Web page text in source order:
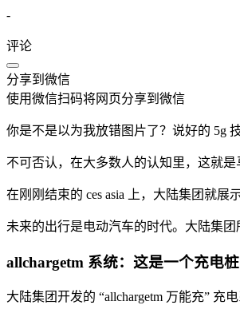
-
评论
分享到微信
使用微信扫码将网页分享到微信
你是不是以为我放错图片了？说好的 5g
不可否认，在大多数人的认知里，这就
在刚刚结束的 ces asia 上，大陆集团就
未来的出行是电动汽车的时代。大陆集
allchargetm 系统：这是一个充电
大陆集团开发的 “allchargetm 万能充”